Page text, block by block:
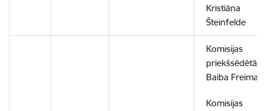
Kristiāna
Šteinfelde
Komisijas
priekšsēdētāja
Baiba
Komisijas